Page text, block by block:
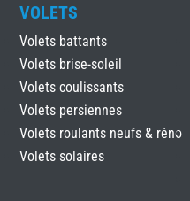
VOLETS
Volets battants
Volets brise-soleil
Volets coulissants
Volets persiennes
Volets roulants neufs & réno
Volets solaires